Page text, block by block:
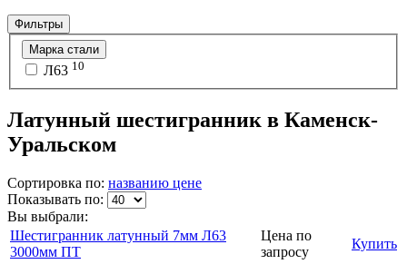
Фильтры
Марка стали
Л63 10
Латунный шестигранник в Каменск-
Уральском
Сортировка по: названию цене
Показывать по:
Вы выбрали:
Шестигранник латунный 7мм Л63
3000мм ПТ
Цена по
запросу
Купить